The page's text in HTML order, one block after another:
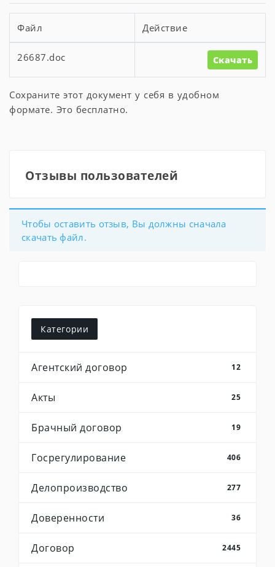
Файл Действие
26687.doc Скачать
Сохраните этот документ у себя в удобном
формате. Это бесплатно.
Отзывы пользователей
Чтобы оставить отзыв, Вы должны сначала
скачать файл.
Категории
Агентский договор 12
Акты 25
Брачный договор 19
Госрегулирование 406
Делопроизводство 277
Доверенности 36
Договор 2445